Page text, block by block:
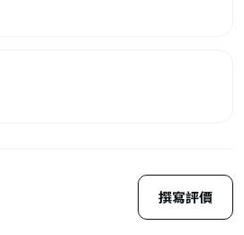
撰寫評價